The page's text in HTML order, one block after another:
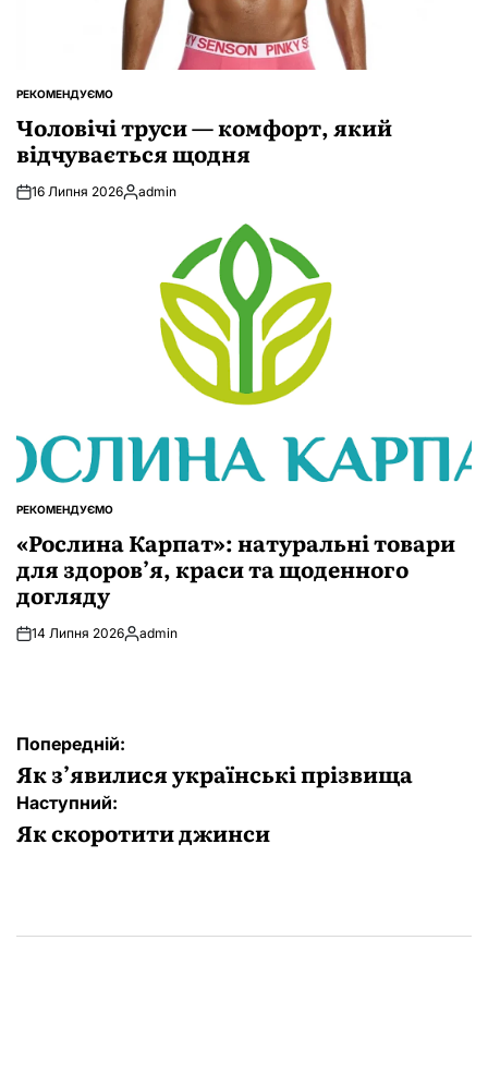
ОПУБЛІКУВАТИ
РЕКОМЕНДУЄМО
Чоловічі труси — комфорт, який
відчувається щодня
16 Липня 2026Опубліковано
admin
ОПУБЛІКУВАТИ
РЕКОМЕНДУЄМО
«Рослина Карпат»: натуральні товари
для здоров’я, краси та щоденного
догляду
14 Липня 2026Опубліковано
admin
Навігація
записів
Попередній:
Як з’явилися українські прізвища
Наступний:
Як скоротити джинси